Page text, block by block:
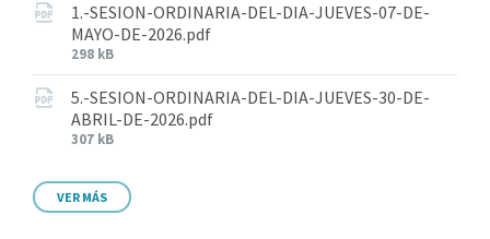
1.-SESION-ORDINARIA-DEL-DIA-JUEVES-07-DE-
MAYO-DE-2026.pdf
298 kB
5.-SESION-ORDINARIA-DEL-DIA-JUEVES-30-DE-
ABRIL-DE-2026.pdf
307 kB
VER MÁS